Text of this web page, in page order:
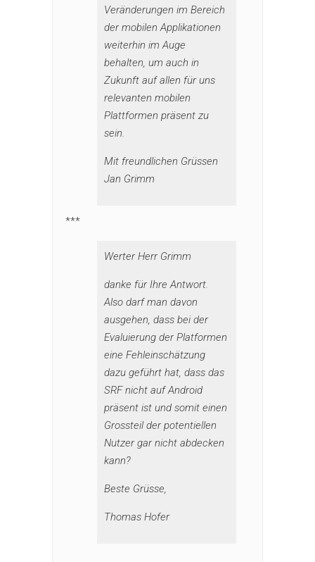
Veränderungen im Bereich
der mobilen Applikationen
weiterhin im Auge
behalten, um auch in
Zukunft auf allen für uns
relevanten mobilen
Plattformen präsent zu
sein.
Mit freundlichen Grüssen
Jan Grimm
***
Werter Herr Grimm
danke für Ihre Antwort.
Also darf man davon
ausgehen, dass bei der
Evaluierung der Platformen
eine Fehleinschätzung
dazu geführt hat, dass das
SRF nicht auf Android
präsent ist und somit einen
Grossteil der potentiellen
Nutzer gar nicht abdecken
kann?
Beste Grüsse,
Thomas Hofer